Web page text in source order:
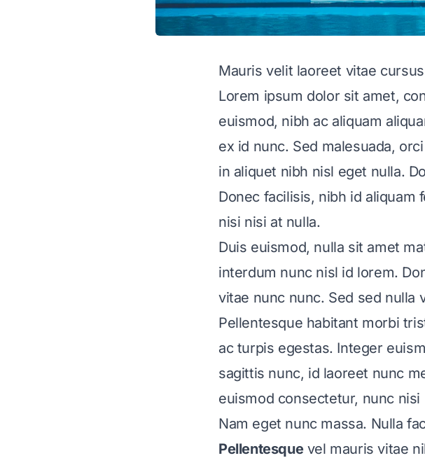
Mauris velit laoreet vitae
Lorem ipsum dolor sit amet,
euismod, nibh ac aliquam
ex id nunc. Sed malesuada,
in aliquet nibh nisl eget nulla.
Donec facilisis, nibh id
nisi nisi at nulla.
Duis euismod, nulla sit amet
interdum nunc nisl id lorem.
vitae nunc nunc. Sed sed nulla
Pellentesque habitant morbi
ac turpis egestas. Integer
sagittis nunc, id laoreet nunc
euismod consectetur, nunc
Nam eget nunc massa. Nulla
Pellentesquevel mauris vitae